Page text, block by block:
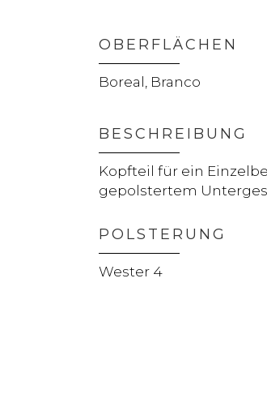
OBERFLÄCHEN
Boreal, Branco
BESCHREIBUNG
Kopfteil für ein
gepolstertem
POLSTERUNG
Wester 4